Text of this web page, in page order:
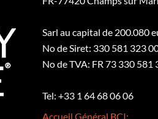
Sarl au capital de 200.080
No de Siret: 330 581 323
No de TVA: FR 73 330 581
Tel: +33 1 64 68 06 06
Accueil Général BCI: